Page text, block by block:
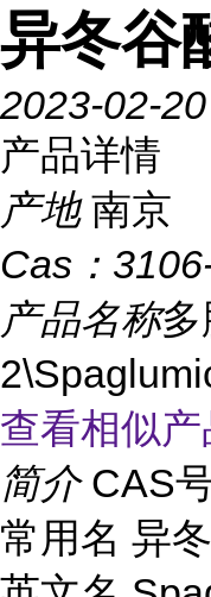
异冬谷
2023-02-20
产品详情
产地 南京
Cas：
产品名称多
查看相似
简介 CAS
常用名 异